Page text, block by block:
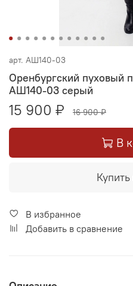
арт. АШ140-03
Оренбургский пуховый
АШ140-03 серый
15 900 ₽ 16 900 ₽
В
Купить
В избранное
Добавить в сравнение